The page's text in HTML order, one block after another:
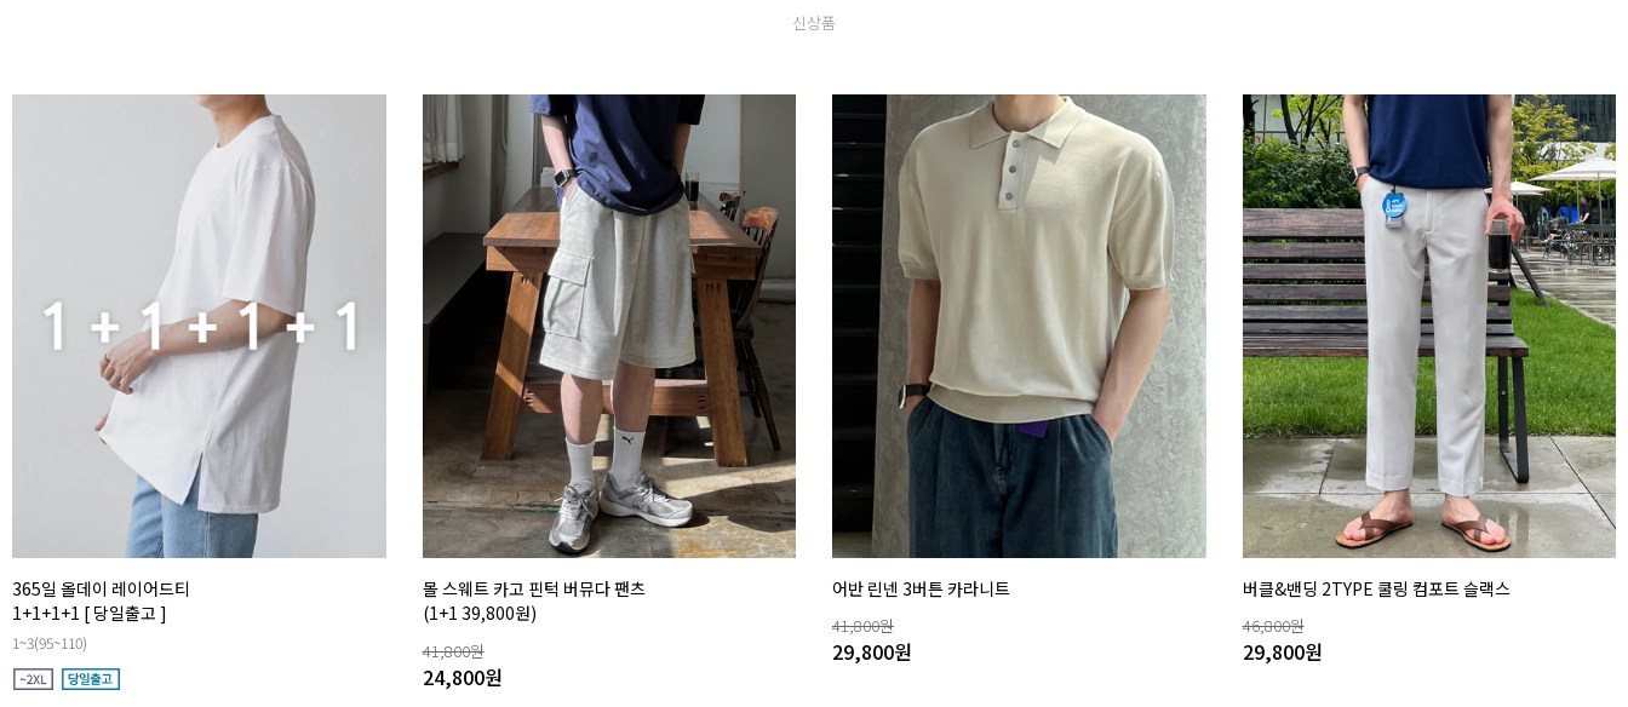
신상품
365일 올데이 레이어드티
1+1+1+1 [ 당일출고 ]
1~3(95~110)
몰 스웨트 카고 핀턱 버뮤다 팬츠
(1+1 39,800원)
41,800원
24,800원
어반 린넨 3버튼 카라니트
41,800원
29,800원
버클&밴딩 2TYPE 쿨링 컴포트 슬랙스
46,800원
29,800원